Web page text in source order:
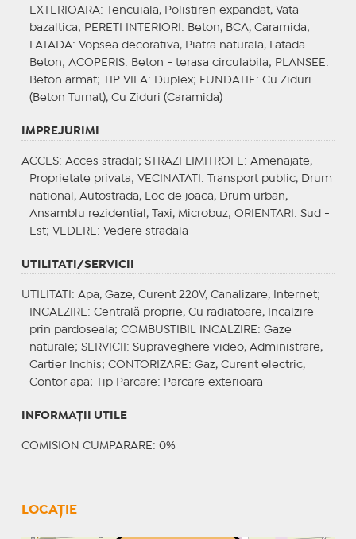
EXTERIOARA: Tencuiala, Polistiren expandat, Vata
bazaltica; PERETI INTERIORI : Beton, BCA, Caramida;
FATADA: Vopsea decorativa, Piatra naturala, Fatada
Beton; ACOPERIS: Beton - terasa circulabila; PLANSEE :
Beton armat;
TIP VILA: Duplex; FUNDATIE : Cu Ziduri
(Beton Turnat), Cu Ziduri (Caramida)
IMPREJURIMI
ACCES: Acces stradal; STRAZI LIMITROFE : Amenajate,
Proprietate privata; VECINATATI : Transport public, Drum
national, Autostrada, Loc de joaca, Drum urban,
Ansamblu rezidential, Taxi, Microbuz; ORIENTARI : Sud -
Est; VEDERE : Vedere stradala
UTILITATI/SERVICII
UTILITATI : Apa, Gaze, Curent 220V, Canalizare, Internet;
INCALZIRE : Centrală proprie, Cu radiatoare, Incalzire
prin pardoseala; COMBUSTIBIL INCALZIRE : Gaze
naturale; SERVICII : Supraveghere video, Administrare,
Cartier Inchis; CONTORIZARE : Gaz, Curent electric,
Contor apa;
Tip Parcare: Parcare exterioara
INFORMAŢII UTILE
COMISION CUMPARARE: 0%
LOCAȚIE